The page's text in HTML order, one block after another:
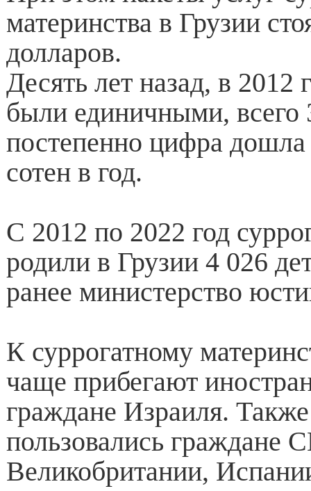
материнства в Грузии
долларов.
Десять лет назад, в 2012
были единичными, всего
постепенно цифра дошла
сотен в год.
С 2012 по 2022 год
родили в Грузии 4 026
ранее министерство
К суррогатному
чаще прибегают
граждане Израиля.
пользовались граждане
Великобритании,